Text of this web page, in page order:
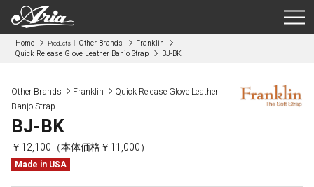
Home Products Other Brands
Franklin
Quick Release Glove Leather Banjo Strap
BJ-BK
Other Brands Franklin
Quick Release Glove Leather
Banjo Strap
BJ-BK
￥12,100（本体価格￥11,000）
Made in USA